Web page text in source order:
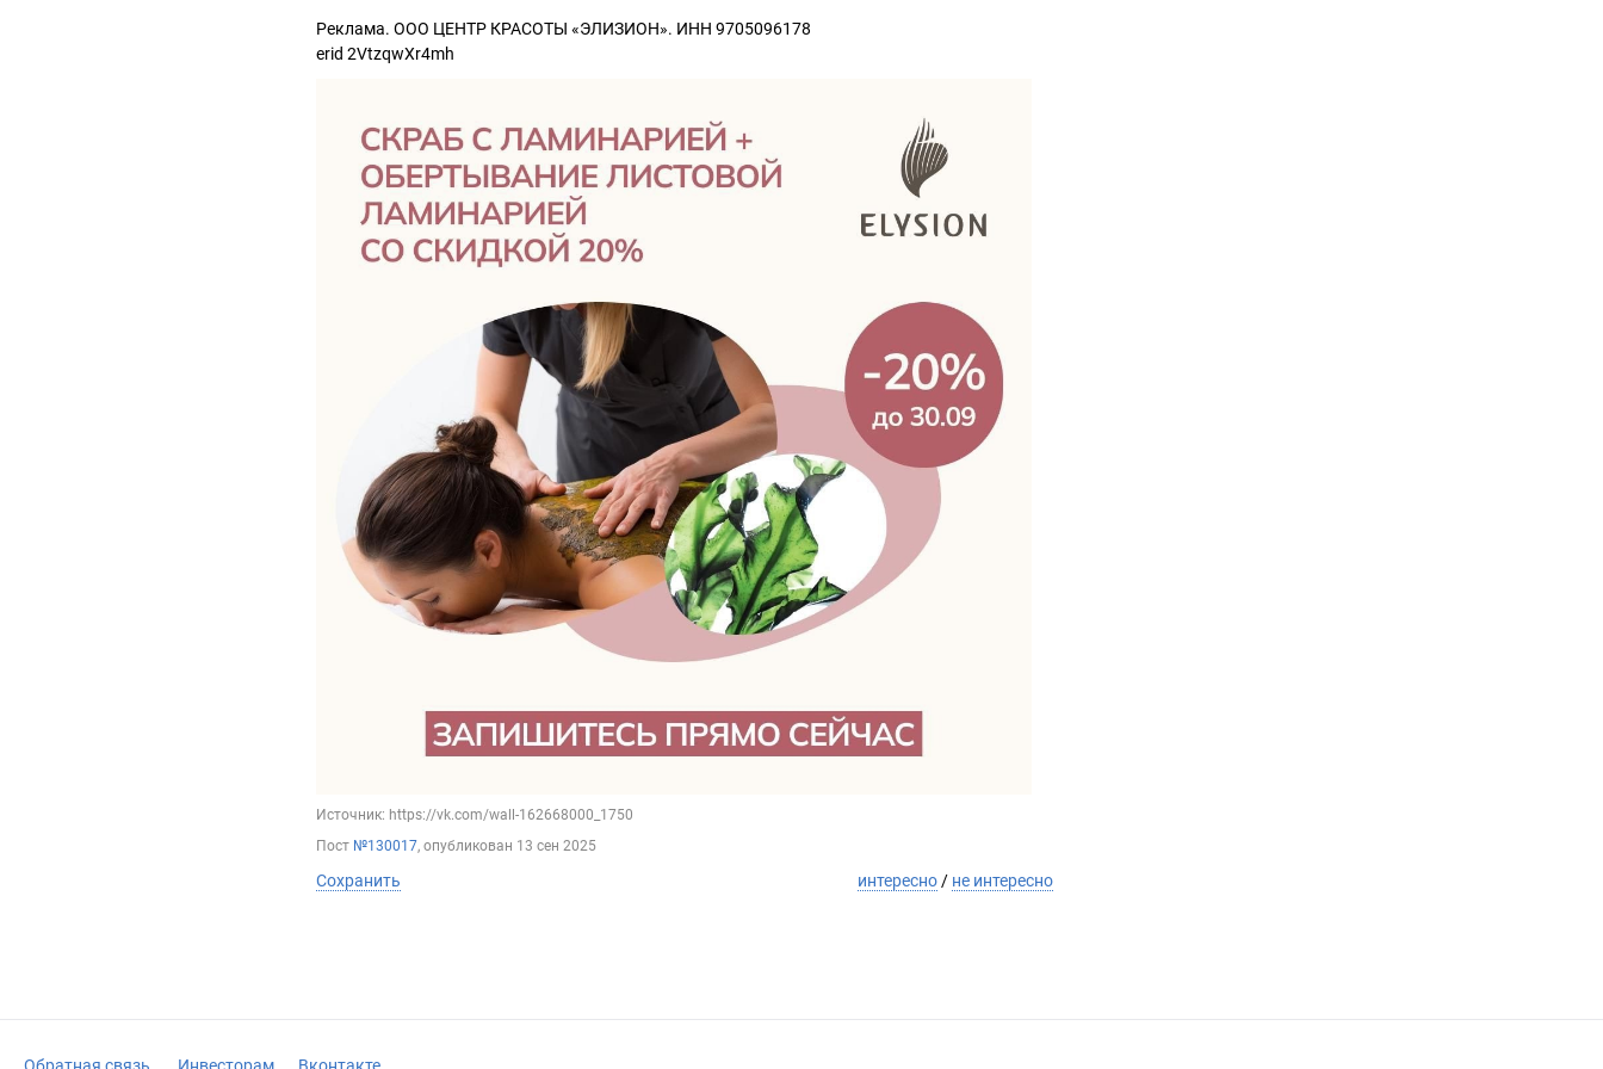
Реклама. ООО ЦЕНТР КРАСОТЫ «ЭЛИЗИОН». ИНН 9705096178
erid 2VtzqwXr4mh
Источник: https://vk.com/wall-162668000_1750
Пост №130017, опубликован 13 сен 2025
Сохранить интересно / не интересно